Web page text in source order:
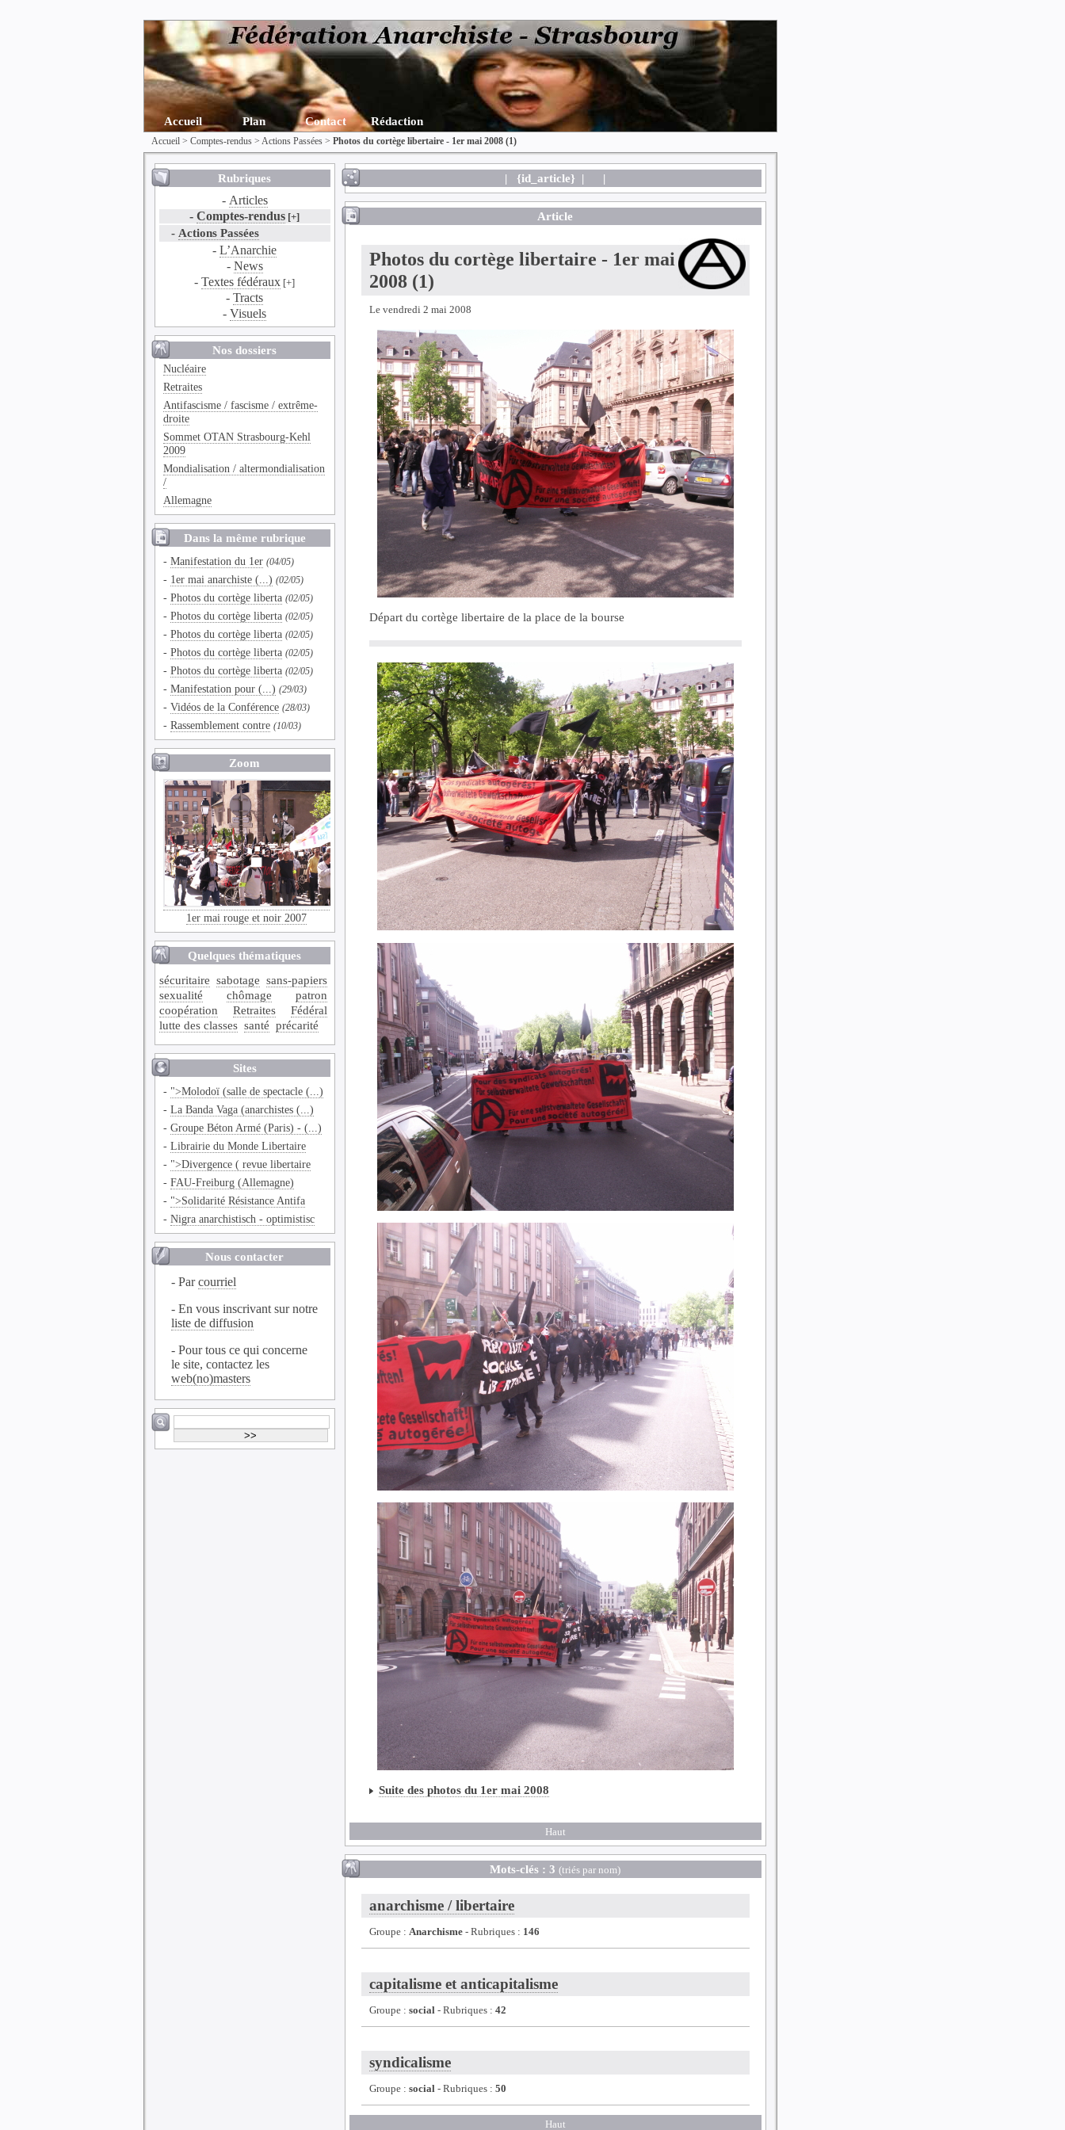
Accueil Plan Contact Rédaction
Accueil> Comptes-rendus> Actions Passées> Photos du cortège libertaire - 1er mai 2008 (1)
Rubriques
- Articles
-Comptes-rendus [+]
- Actions Passées
-L’Anarchie
- News
-Textes fédéraux [+]
-Tracts
-Visuels
Nos dossiers
Nucléaire
Retraites
Antifascisme / fascisme / extrême-
droite
Sommet OTAN Strasbourg-Kehl
2009
Mondialisation / altermondialisation
/
Allemagne
Dans la même rubrique
- Manifestation du 1er (04/05)
- 1er mai anarchiste (...) (02/05)
- Photos du cortège liberta (02/05)
- Photos du cortège liberta (02/05)
- Photos du cortège liberta (02/05)
- Photos du cortège liberta (02/05)
- Photos du cortège liberta (02/05)
- Manifestation pour (...) (29/03)
- Vidéos de la Conférence (28/03)
- Rassemblement contre (10/03)
Zoom
1er mai rouge et noir 2007
Quelques thématiques
sécuritaire sabotage sans-papiers
sexualité
chômage
patron
coopération
Retraites
Fédéral
lutte des classes santé précarité
Sites
- ">Molodoï (salle de spectacle (...)
- La Banda Vaga (anarchistes (...)
- Groupe Béton Armé (Paris) - (...)
- Librairie du Monde Libertaire
- ">Divergence ( revue libertaire
- FAU-Freiburg (Allemagne)
- ">Solidarité Résistance Antifa
- Nigra anarchistisch - optimistisc
Nous contacter
- Parcourriel
- En vous inscrivant sur notre
liste de diffusion
- Pour tous ce qui concerne
le site, contactez les
web(no)masters
| {id_article} | |
Article
Photos du cortège libertaire - 1er mai
2008 (1)
Le vendredi 2 mai 2008
Départ du cortège libertaire de la place de la bourse
Suite des photos du 1er mai 2008
Haut
Mots-clés : 3(triés par nom)
anarchisme / libertaire
Groupe : Anarchisme - Rubriques : 146
capitalisme et anticapitalisme
Groupe : social - Rubriques : 42
syndicalisme
Groupe : social - Rubriques : 50
Haut